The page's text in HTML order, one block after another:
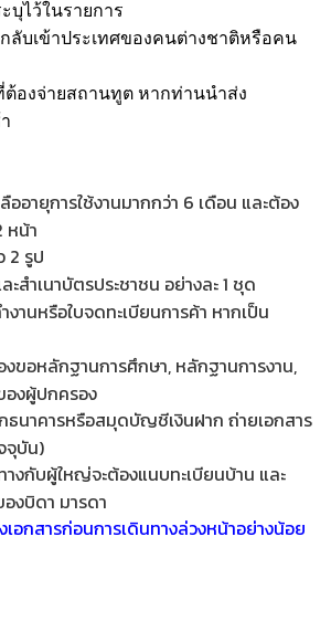
บุไว้ในรายการ
ลับเข้าประเทศของคนต่างชาติหรือคน
ต้องจ่ายสถานทูต หากท่านนำส่ง
ออายุการใช้งานมากกว่า 6 เดือน และต้อง
หน้า
2 รูป
ะสำเนาบัตรประชาชน อย่างละ 1 ชุด
านหรือใบจดทะเบียนการค้า หากเป็น
ขอหลักฐานการศึกษา, หลักฐานการงาน,
องผู้ปกครอง
ธนาคารหรือสมุดบัญชีเงินฝาก ถ่ายเอกสาร
จุบัน)
งกับผู้ใหญ่จะต้องแนบทะเบียนบ้าน และ
งบิดา มารดา
อกสารก่อนการเดินทางล่วงหน้าอย่างน้อย